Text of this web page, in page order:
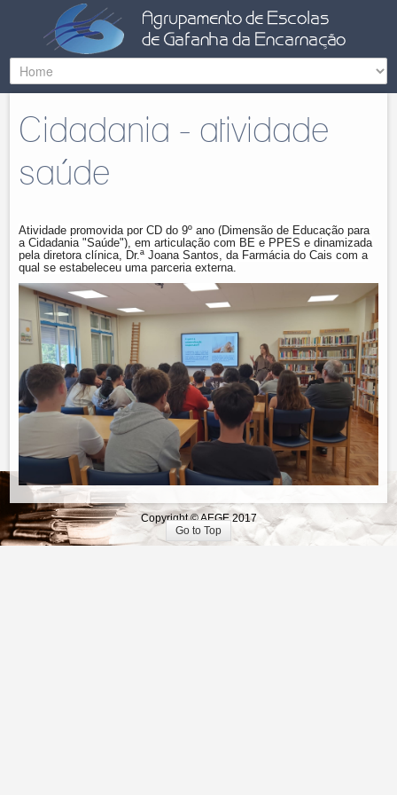
Cidadania - atividade
saúde
Atividade promovida por CD do 9º ano (Dimensão de Educação para
a Cidadania "Saúde"), em articulação com BE e PPES e dinamizada
pela diretora clínica, Dr.ª Joana Santos, da Farmácia do Cais com a
qual se estabeleceu uma parceria externa.
Copyright © AEGE 2017
Go to Top